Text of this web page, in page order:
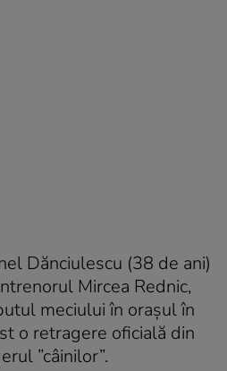
Dănciulescu (38 de ani)
Mircea Rednic,
meciului în orașul în
o retragere oficială din
”câinilor”.